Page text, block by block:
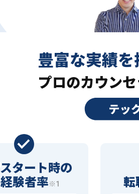
豊富な実績を
プロのカウン
タート時の
験者率※1
転